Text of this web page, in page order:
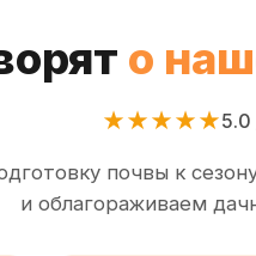
о
★★★★★5.0
почвы к
и облагораживаем